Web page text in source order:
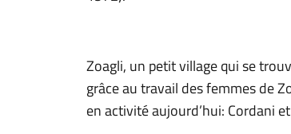
Zoagli, un petit village qui se
grâce au travail des femmes de
en activité aujourd’hui: Cordani